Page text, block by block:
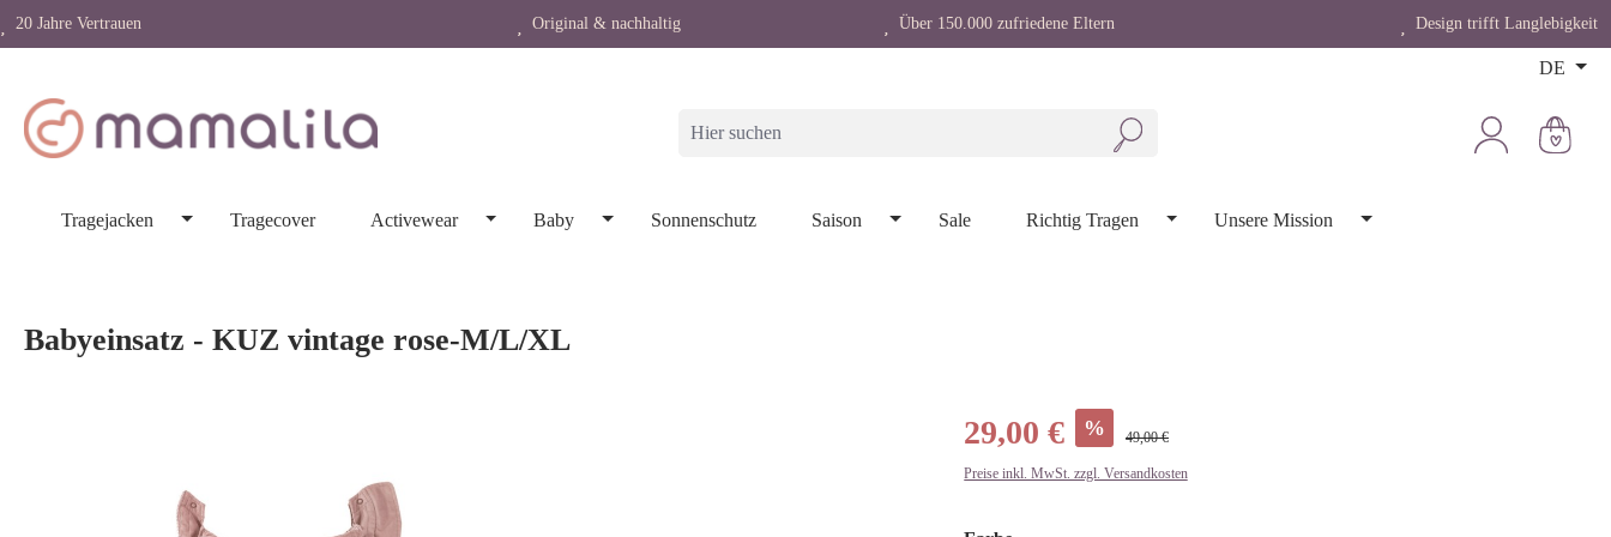
Zur Hauptnavigation springen
20 Jahre Vertrauen Original & nachhaltig Über 150.000 zufriedene Eltern Design trifft Langlebigkeit
DE
Tragejacken Tragecover Activewear Baby Sonnenschutz Saison Sale Richtig Tragen Unsere Mission
Babyeinsatz - KUZ vintage rose-M/L/XL
29,00 € % 49,00 €
Preise inkl. MwSt. zzgl. Versandkosten